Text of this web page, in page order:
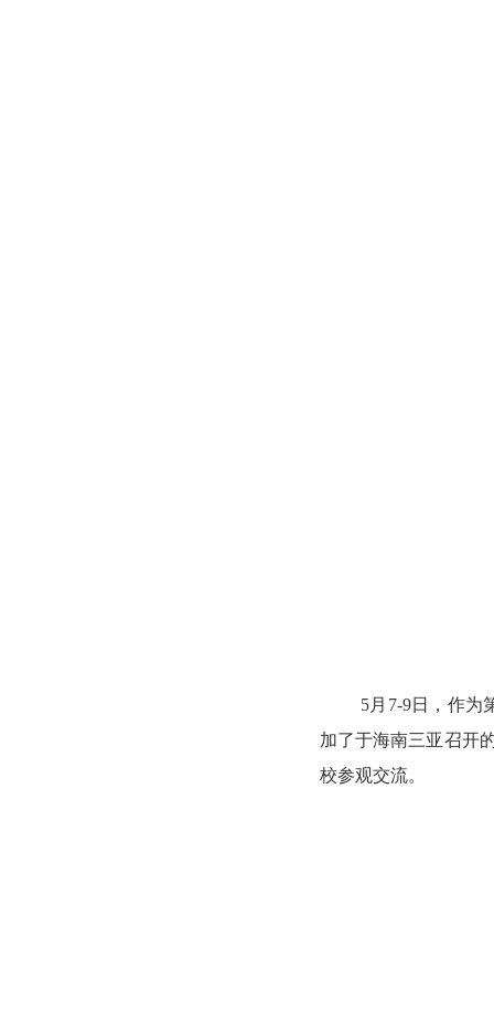
5月7-9日，作为
加了于海南三亚召开
校参观交流。